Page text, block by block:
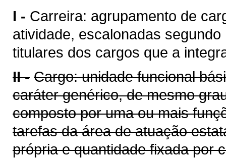
I - Carreira: agrupamento de
atividade, escalonadas
titulares dos cargos que a
II - Cargo: unidade funcional
caráter genérico, de mesmo
composto por uma ou mais
tarefas da área de atuação
própria e quantidade fixada por